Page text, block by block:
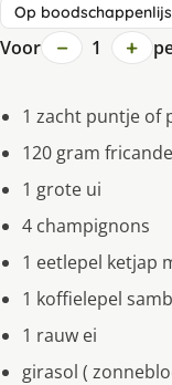
Op
Voor − 1 +
1 zacht puntje of
120 gram
1 grote ui
4 champignons
1 eetlepel ketjap
1 koffielepel
1 rauw ei
girasol (